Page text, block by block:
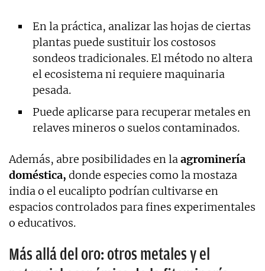
En la práctica, analizar las hojas de ciertas
plantas puede sustituir los costosos
sondeos tradicionales. El método no altera
el ecosistema ni requiere maquinaria
pesada.
Puede aplicarse para recuperar metales en
relaves mineros o suelos contaminados.
Además, abre posibilidades en laagrominería
doméstica, donde especies como la mostaza
india o el eucalipto podrían cultivarse en
espacios controlados para fines experimentales
o educativos.
Más allá del oro: otros metales y el